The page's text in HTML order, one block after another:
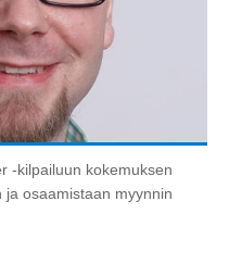
-kilpailuun kokemuksen
osaamistaan myynnin